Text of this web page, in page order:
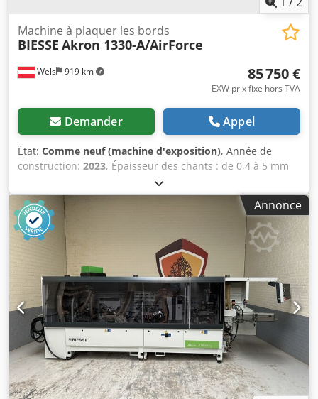
Wels 919 km
Machine à plaquer les bords
BIESSE Akron 1330-A/AirForce
85 750 €
EXW prix fixe hors TVA
Demander Appel
État: Comme neuf (machine d'exposition), Année de
construction: 2023, Épaisseur des chants : de 0,4 à 5 mm
Épaisseur des pièces : de 10 à 60 mm Vitesse d'avance : 12
m/min. Épaisseur de la pièce : 10-60 mm Hauteur du
matériau de chant : 14-64 mm Épaisseur des chants en
rouleaux : 0,4-3 mm Épaisseur des chants en bandes : 0,4-
5 mm Unité de pré-fraisage RT02 Unité d'encollage SP03
Unité de coupe IT03 Unité de fraisage fin FR02 Unité de
copiage d'angles AR02 Unité racleur RB02 Lame racleuse
de surfaces RC02 Unité de polissage SZ02 Dispositif de
pulvérisation pour agent antiadhérent ADZ02 Système
AirForce P1 Csdpfx Anexh Spkj Eeha Module d'encollage
hybride pour colle EVA et PU en granulés Régulation du
flux de colle NC pour la tête d'encollage hybride EVA/PU
Lampe infrarouge adaptative ADIRL700 pour une qualité
élevée, spécialement pour l'encollage PU Pack axes NC ! Kit
nesting (Photo à titre d’illustration !)
Annonce